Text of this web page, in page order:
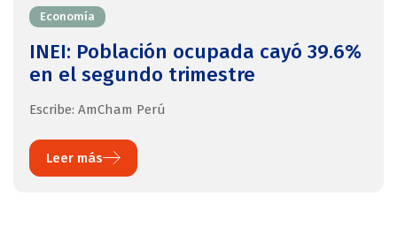
Economía
INEI: Población ocupada cayó 39.6%
en el segundo trimestre
Escribe: AmCham Perú
Leer más